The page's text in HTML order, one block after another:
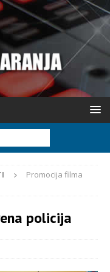
Promocija filma
policija